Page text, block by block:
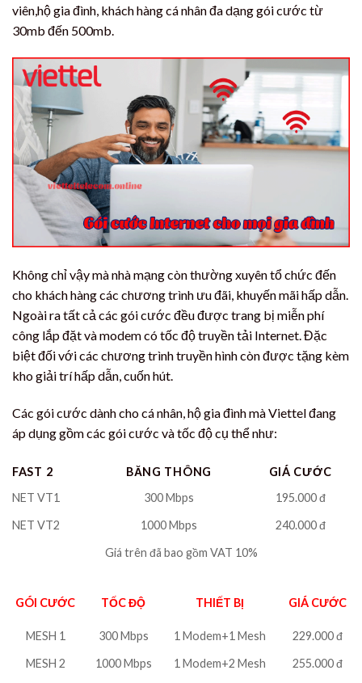
viên,hộ gia đình, khách hàng cá nhân đa dạng gói cước từ
30mb đến 500mb.
Không chỉ vậy mà nhà mạng còn thường xuyên tổ chức đến
cho khách hàng các chương trình ưu đãi, khuyến mãi hấp dẫn.
Ngoài ra tất cả các gói cước đều được trang bị miễn phí
công lắp đặt và modem có tốc độ truyền tải Internet. Đặc
biệt đối với các chương trình truyền hình còn được tặng kèm
kho giải trí hấp dẫn, cuốn hút.
Các gói cước dành cho cá nhân, hộ gia đình mà Viettel đang
áp dụng gồm các gói cước và tốc độ cụ thể như:
FAST 2 BĂNG THÔNG
GIÁ CƯỚC
NET VT1
300 Mbps
195.000 đ
NET VT2
1000 Mbps
240.000 đ
Giá trên đã bao gồm VAT 10%
GÓI CƯỚC TỐC ĐỘ THIẾT BỊ GIÁ CƯỚC
MESH 1 300 Mbps 1 Modem+1 Mesh
229.000 đ
MESH 2
1000 Mbps 1 Modem+2 Mesh
255.000 đ